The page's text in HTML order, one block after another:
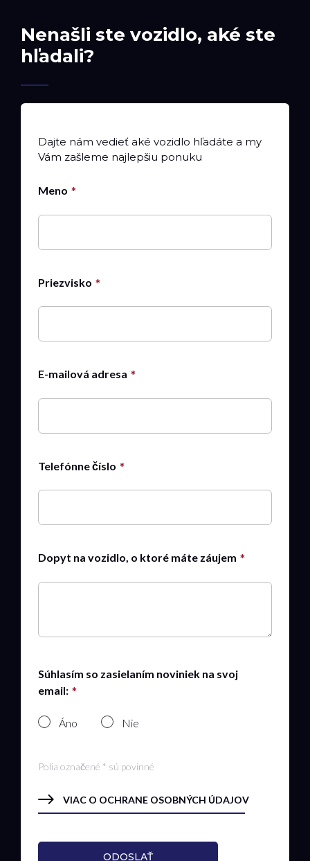
Nenašli ste vozidlo, aké ste
hľadali?
Dajte nám vedieť aké vozidlo hľadáte a my
Vám zašleme najlepšiu ponuku
Meno
Priezvisko
E-mailová adresa
Telefónne číslo
Dopyt na vozidlo, o ktoré máte záujem
Súhlasím so zasielaním noviniek na svoj
email:
Áno Nie
Polia označené * sú povinné
VIAC O OCHRANE OSOBNÝCH ÚDAJOV
ODOSLAŤ